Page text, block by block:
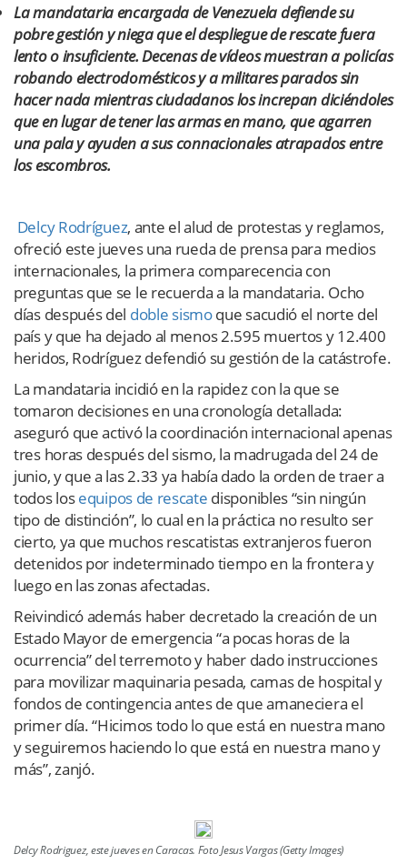
La mandataria encargada de Venezuela defiende su
pobre gestión y niega que el despliegue de rescate fuera
lento o insuficiente. Decenas de vídeos muestran a policías
robando electrodomésticos y a militares parados sin
hacer nada mientras ciudadanos los increpan diciéndoles
que en lugar de tener las armas en mano, que agarren
una pala y ayuden a sus connacionales atrapados entre
los escombros.
Delcy Rodríguez, ante el alud de protestas y reglamos,
ofreció este jueves una rueda de prensa para medios
internacionales, la primera comparecencia con
preguntas que se le recuerda a la mandataria. Ocho
días después del doble sismoque sacudió el norte del
país y que ha dejado al menos 2.595 muertos y 12.400
heridos, Rodríguez defendió su gestión de la catástrofe.
La mandataria incidió en la rapidez con la que se
tomaron decisiones en una cronología detallada:
aseguró que activó la coordinación internacional apenas
tres horas después del sismo, la madrugada del 24 de
junio, y que a las 2.33 ya había dado la orden de traer a
todos losequipos de rescate disponibles “sin ningún
tipo de distinción”, lo cual en la práctica no resulto ser
cierto, ya que muchos rescatistas extranjeros fueron
detenidos por indeterminado tiempo en la frontera y
luego en las zonas afectadas.
Reivindicó además haber decretado la creación de un
Estado Mayor de emergencia “a pocas horas de la
ocurrencia” del terremoto y haber dado instrucciones
para movilizar maquinaria pesada, camas de hospital y
fondos de contingencia antes de que amaneciera el
primer día. “Hicimos todo lo que está en nuestra mano
y seguiremos haciendo lo que está en nuestra mano y
más”, zanjó.
Delcy Rodriguez, este jueves en Caracas. Foto Jesus Vargas (Getty Images)